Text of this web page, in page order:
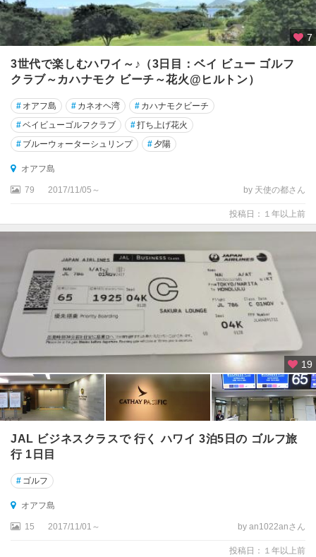
7
3世代で楽しむハワイ～♪（3日目：ベイ ビュー ゴルフ
クラブ～カハナモク ビーチ～花火@ヒルトン）
# オアフ島 # カネオヘ湾 # カハナモクビーチ
#ベイビューゴルフクラブ #打ち上げ花火
# ブルーウォーターシュリンプ # 夕陽
オアフ島
79 2017/11/05～ by 天使の都さん
投稿日：１年以上前
19
JAL ビジネスクラスで 行く ハワイ 3泊5日の ゴルフ旅
行 1日目
# ゴルフ
オアフ島
15 2017/11/01～ by an1022anさん
投稿日：１年以上前